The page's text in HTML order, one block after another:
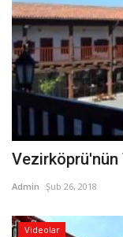
Vezirköprü'nün
Admin Şub 26, 2018
Videolar